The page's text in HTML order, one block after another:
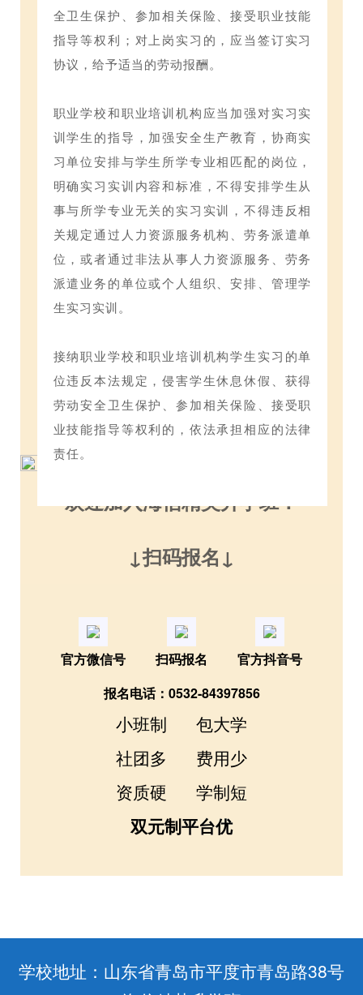
全卫生保护、参加相关保险、接受职业技能
指导等权利；对上岗实习的，应当签订实习
协议，给予适当的劳动报酬。
职业学校和职业培训机构应当加强对实习实
训学生的指导，加强安全生产教育，协商实
习单位安排与学生所学专业相匹配的岗位，
明确实习实训内容和标准，不得安排学生从
事与所学专业无关的实习实训，不得违反相
关规定通过人力资源服务机构、劳务派遣单
位，或者通过非法从事人力资源服务、劳务
派遣业务的单位或个人组织、安排、管理学
生实习实训。
接纳职业学校和职业培训机构学生实习的单
位违反本法规定，侵害学生休息休假、获得
劳动安全卫生保护、参加相关保险、接受职
业技能指导等权利的，依法承担相应的法律
责任。
欢迎加入海信精英升学班！
↓扫码报名↓
官方微信号 扫码报名
官方抖音号
报名电话：0532-84397856
小班制 包大学
社团多 费用少
资质硬 学制短
双元制平台优
学校地址：山东省青岛市平度市青岛路38号